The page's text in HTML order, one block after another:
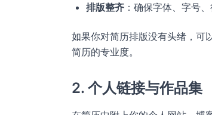
排版整齐 ：确保字体、字号
如果你对简历排版没有头绪，可
简历的专业度。
2. 个人链接与作品集